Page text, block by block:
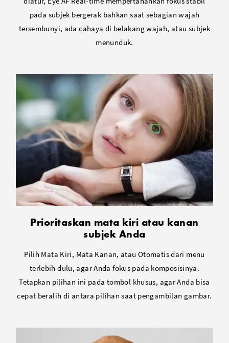
pada subjek bergerak bahkan saat sebagian wajah
tersembunyi, ada cahaya di belakang wajah, atau subjek
menunduk.
Prioritaskan mata kiri atau kanan
subjek Anda
Pilih Mata Kiri, Mata Kanan, atau Otomatis dari menu
terlebih dulu, agar Anda fokus pada komposisinya.
Tetapkan pilihan ini pada tombol khusus, agar Anda bisa
cepat beralih di antara pilihan saat pengambilan gambar.